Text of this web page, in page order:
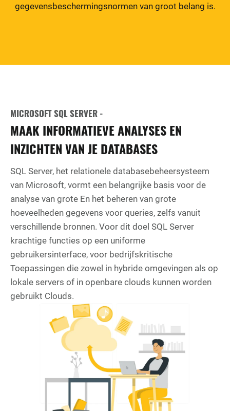
gegevensbeschermingsnormen van groot belang is.
MICROSOFT SQL SERVER -
MAAK INFORMATIEVE ANALYSES EN
INZICHTEN VAN JE DATABASES
SQL Server, het relationele databasebeheersysteem
van Microsoft, vormt een belangrijke basis voor de
analyse van grote En het beheren van grote
hoeveelheden gegevens voor queries, zelfs vanuit
verschillende bronnen. Voor dit doel SQL Server
krachtige functies op een uniforme
gebruikersinterface, voor bedrijfskritische
Toepassingen die zowel in hybride omgevingen als op
lokale servers of in openbare clouds kunnen worden
gebruikt Clouds.